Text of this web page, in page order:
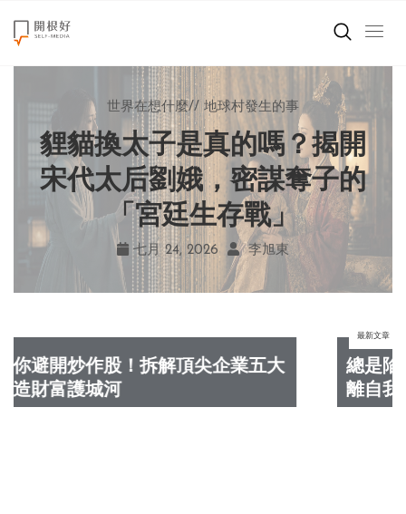
來點正能量
世界在想什麼
創造美好生活
小孩不是噩夢
職場商業經濟
影片專區
關於我們
來點正能量//如何說再見
鐘穎談善終：人生有限，愛
與陪伴永遠不夠，爭執嫉妒
多麼可笑
七月 29, 2026 鐘穎
小孩不是噩夢// 爸媽老師輕鬆教
自己打電話就能請假？岑澎
維新作《沒問題小學》看見
孩子的學習困境！
七月 31, 2026 魏妏秦
來點正能量 //提升自我
秒讀秒回就是在乎？心理師
揭開現代人的 4 種「親密錯
覺」！
八月 03, 2026 羅子琦
世界在想什麼// 地球村發生的事
貍貓換太子是真的嗎？揭開
宋代太后劉娥，密謀奪子的
「宮廷生存戰」
七月 24, 2026 李旭東
大
總是陷入自我懷疑？善用「蝙蝠俠效應
離自我，8 步驟化解焦慮感！
最新文章